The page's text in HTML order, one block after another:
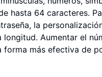
hasta 64 caracteres.
la
longitud. Aumentar el
forma más efectiva de